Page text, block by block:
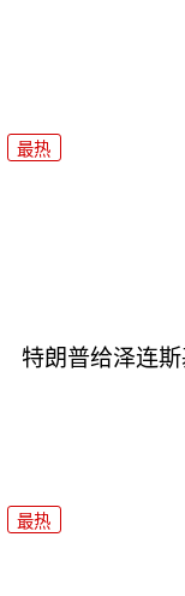
最热
特朗普给泽连
最热